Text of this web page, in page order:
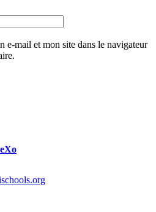
e-mail et mon site dans le navigateur